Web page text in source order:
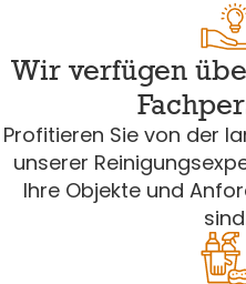
Wir verfügen
Profitieren Sie von der
unserer
Ihre Objekte und